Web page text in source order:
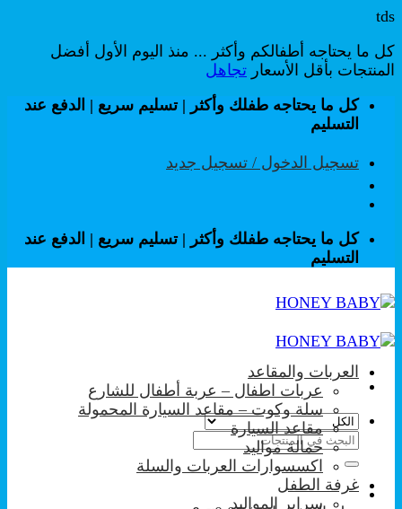
tds
كل ما يحتاجه أطفالكم وأكثر ... منذ اليوم الأول أفضل
المنتجات بأقل الأسعار تجاهل
تخطي
للمحتوى
كل ما يحتاجه طفلك وأكثر | تسليم سريع | الدفع عند
التسليم
تسجيل الدخول / تسجيل جديد
كل ما يحتاجه طفلك وأكثر | تسليم سريع | الدفع عند
التسليم
البحث
عن:
العربات والمقاعد
عربات اطفال – عربة أطفال للشارع
سلة وكوت – مقاعد السيارة المحمولة
مقاعد السيارة
حمالة مواليد
اكسسوارات العربات والسلة
غرفة الطفل
سراير المواليد